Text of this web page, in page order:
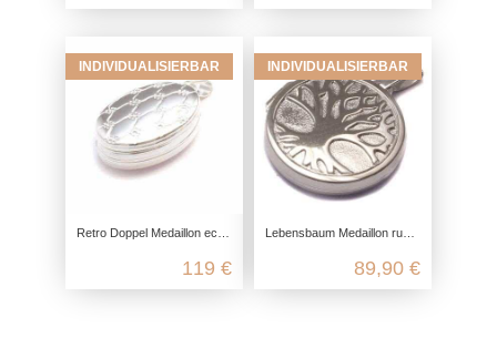
INDIVIDUALISIERBAR
Retro Doppel Medaillon echt Silber, 925 Foto Medaillon für 4 Bilder, Talisman Anhänger Andenken, Freundschaft Schmuck Erinnerung
119 €
INDIVIDUALISIERBAR
Lebensbaum Medaillon rund, 925 Sterling Silber, Freundschaft Schmuck Gravur, Familiengeheimnis Foto Anhänger, Amulett zum Öffnen
89,90 €